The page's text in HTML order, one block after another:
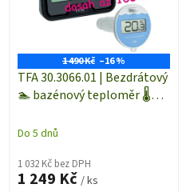
1 490 Kč –16 %
TFA 30.3066.01 | Bezdrátový
🏊 bazénový teploměr 🌡️
čidlem na měření teploty
Do 5 dnů
1 032 Kč bez DPH
1 249 Kč / ks